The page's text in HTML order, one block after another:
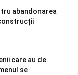
abandonarea
care au de
se